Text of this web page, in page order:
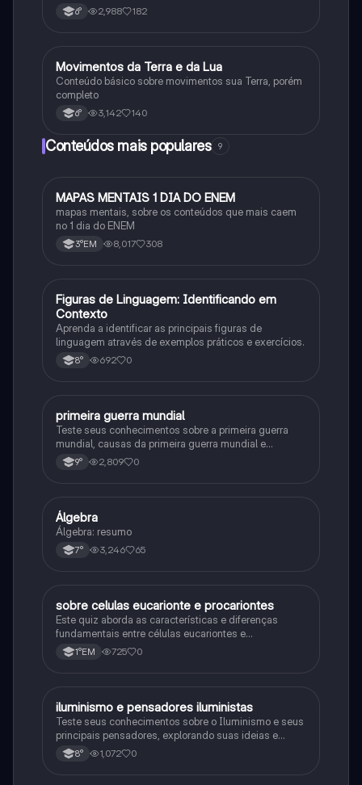
6° 2,988 182
Geografia
Movimentos da Terra e da Lua
Conteúdo básico sobre movimentos sua Terra, porém
completo
6° 3,142 140
Conteúdos mais populares 9
Português
MAPAS MENTAIS 1 DIA DO ENEM
mapas mentais, sobre os conteúdos que mais caem
no 1 dia do ENEM
3°EM 8,017 308
FPortuguês
Figuras de Linguagem: Identificando em
Contexto
Aprenda a identificar as principais figuras de
linguagem através de exemplos práticos e exercícios.
8° 692 0
História
primeira guerra mundial
Teste seus conhecimentos sobre a primeira guerra
mundial, causas da primeira guerra mundial e
consequências da Primeira Guerra Mundial, fases da
primeira guerra mundial
9° 2,809 0
Matematica
Álgebra
Álgebra: resumo
7° 3,246 65
Biologia
sobre celulas eucarionte e procariontes
Este quiz aborda as características e diferenças
fundamentais entre células eucariontes e
procariontes.
1°EM 725 0
História
iluminismo e pensadores iluministas
Teste seus conhecimentos sobre o Iluminismo e seus
principais pensadores, explorando suas ideias e
impacto histórico.
8° 1,072 0